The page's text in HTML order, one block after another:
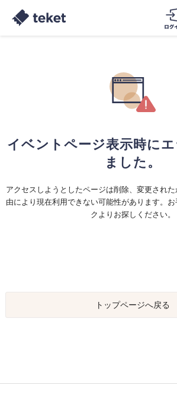
イベントページ表示時に
ました。
アクセスしようとしたページは削除、変更され
由により現在利用できない可能性があります。
クよりお探しください。
トップページへ戻る